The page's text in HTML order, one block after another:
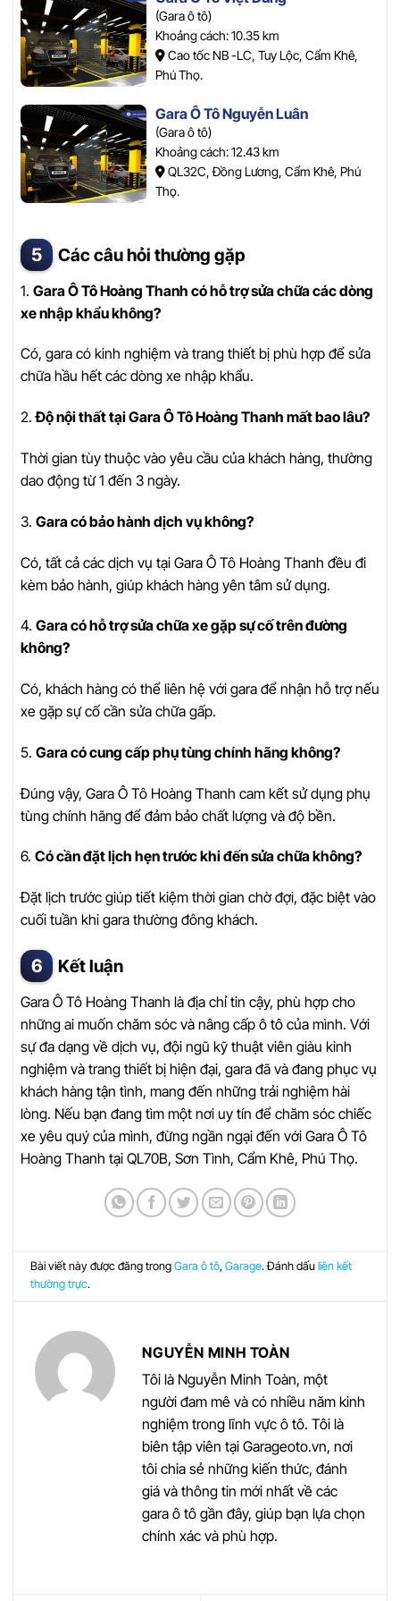
(Gara ô tô)
Khoảng cách: 10.35 km
Cao tốc NB -LC, Tuy Lộc, Cẩm Khê,
Phú Thọ.
Gara Ô Tô Nguyễn Luân
(Gara ô tô)
Khoảng cách: 12.43 km
QL32C, Đồng Lương, Cẩm Khê, Phú
Thọ.
Các câu hỏi thường gặp
1. Gara Ô Tô Hoàng Thanh có hỗ trợ sửa chữa các dòng
xe nhập khẩu không?
Có, gara có kinh nghiệm và trang thiết bị phù hợp để sửa
chữa hầu hết các dòng xe nhập khẩu.
2.Độ nội thất tại Gara Ô Tô Hoàng Thanh mất bao lâu?
Thời gian tùy thuộc vào yêu cầu của khách hàng, thường
dao động từ 1 đến 3 ngày.
3. Gara có bảo hành dịch vụ không?
Có, tất cả các dịch vụ tại Gara Ô Tô Hoàng Thanh đều đi
kèm bảo hành, giúp khách hàng yên tâm sử dụng.
4. Gara có hỗ trợ sửa chữa xe gặp sự cố trên đường
không?
Có, khách hàng có thể liên hệ với gara để nhận hỗ trợ nếu
xe gặp sự cố cần sửa chữa gấp.
5. Gara có cung cấp phụ tùng chính hãng không?
Đúng vậy, Gara Ô Tô Hoàng Thanh cam kết sử dụng phụ
tùng chính hãng để đảm bảo chất lượng và độ bền.
6. Có cần đặt lịch hẹn trước khi đến sửa chữa không?
Đặt lịch trước giúp tiết kiệm thời gian chờ đợi, đặc biệt vào
cuối tuần khi gara thường đông khách.
Kết luận
Gara Ô Tô Hoàng Thanh là địa chỉ tin cậy, phù hợp cho
những ai muốn chăm sóc và nâng cấp ô tô của mình. Với
sự đa dạng về dịch vụ, đội ngũ kỹ thuật viên giàu kinh
nghiệm và trang thiết bị hiện đại, gara đã và đang phục vụ
khách hàng tận tình, mang đến những trải nghiệm hài
lòng. Nếu bạn đang tìm một nơi uy tín để chăm sóc chiếc
xe yêu quý của mình, đừng ngần ngại đến với Gara Ô Tô
Hoàng Thanh tại QL70B, Sơn Tình, Cẩm Khê, Phú Thọ.
Bài viết này được đăng trongGara ô tô,Garage. Đánh dấuliên kết
thường trực.
NGUYỄN MINH TOÀN
Tôi là Nguyễn Minh Toàn, một
người đam mê và có nhiều năm kinh
nghiệm trong lĩnh vực ô tô. Tôi là
biên tập viên tại Garageoto.vn, nơi
tôi chia sẻ những kiến thức, đánh
giá và thông tin mới nhất về các
gara ô tô gần đây, giúp bạn lựa chọn
chính xác và phù hợp.